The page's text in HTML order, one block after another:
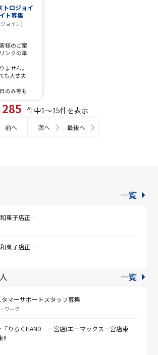
ロジョイ
ト募集
ョイン)
ホール業務▶お客様のご案内、注文取り、お料理の配膳・片付け。
けのサポート、洗い場など。
おもてなしの心」です。
いませ」が言えれば100点です
等も相談可
285 件中1～15件を表示
前へ 次へ 最後へ
菓子店正…
菓子店正…
一覧
マーサポートスタッフ募集
ワーク
「りらくHAND 一宮店(エーマックス一宮店東
!!
一覧